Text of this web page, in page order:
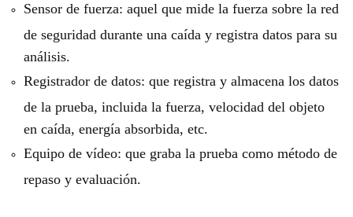
Sensor de fuerza: aquel que mide la fuerza sobre la red
de seguridad durante una caída y registra datos para su
análisis.
Registrador de datos: que registra y almacena los datos
de la prueba, incluida la fuerza, velocidad del objeto
en caída, energía absorbida, etc.
Equipo de vídeo: que graba la prueba como método de
repaso y evaluación.